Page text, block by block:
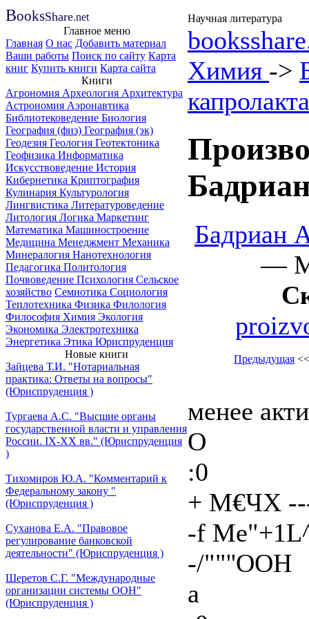
BooksShare.net
Научная литература
Главное меню
Главная О нас Добавить материал
Ваши работы Поиск по сайту Карта
книг Купить книги Карта сайта
Книги
Агрономия Археология Архитектура
Астрономия Аэронавтика
Библиотековедение Биология
География (физ) География (эк)
Геодезия Геология Геотектоника
Геофизика Информатика
Искусствоведение История
Кибернетика Криптография
Кулинария Культурология
Лингвистика Литературоведение
Литология Логика Маркетинг
Математика Машиностроение
Медицина Менеджмент Механика
Минералогия Нанотехнология
Педагогика Политология
Почвоведение Психология Сельское
хозяйство Семиотика Социология
Теплотехника Физика Филология
Философия Химия Экология
Экономика Электротехника
Энергетика Этика Юриспруденция
Новые книги
Зайцева Т.И. "Нотариальная
практика: Ответы на вопросы"
(Юриспруденция )
Тургаева А.С. "Высшие органы
государственной власти и управления
России. IХ-ХХ вв." (Юриспруденция
)
Тихомиров Ю.А. "Комментарий к
Федеральному закону "
(Юриспруденция )
Суханова Е.А. "Правовое
регулирование банковской
деятельности" (Юриспруденция )
Шеретов С.Г. "Международные
организации системы ООН"
(Юриспруденция )
Химия ->
Бадриан
—
Предыдущая
менее
О
:0
+ М€ЧХ
-f
-/""''ООН
а